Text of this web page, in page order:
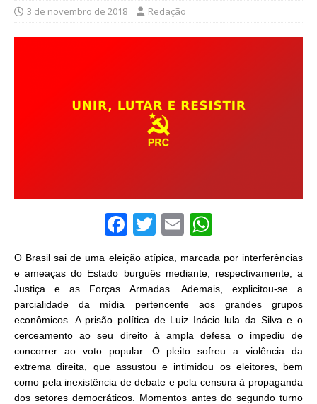
3 de novembro de 2018 Redação
F
a
c
e
b
o
o
k
T
w
it
te
r
E
ai
l
at
s
A
p
p
O Brasil sai de uma eleição atípica, marcada por interferências
e ameaças do Estado burguês mediante, respectivamente, a
Justiça e as Forças Armadas. Ademais, explicitou-se a
parcialidade da mídia pertencente aos grandes grupos
econômicos. A prisão política de Luiz Inácio lula da Silva e o
cerceamento ao seu direito à ampla defesa o impediu de
concorrer ao voto popular. O pleito sofreu a violência da
extrema direita, que assustou e intimidou os eleitores, bem
como pela inexistência de debate e pela censura à propaganda
dos setores democráticos. Momentos antes do segundo turno